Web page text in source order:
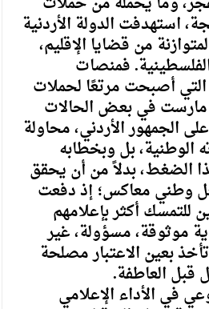
استهدفت الدولة الأردنية
من قضايا الإقليم،
فمنصات
التي أصبحت مرتعًا لحملات
مارست في بعض الحالات
الجمهور الأردني، محاولة
الوطنية، بل وبخطابه
الضغط، بدلاً من أن يحقق
وطني معاكس؛ إذ دفعت
للتمسك أكثر بإعلامهم
موثوقة، مسؤولة، غير
بعين الاعتبار مصلحة
قبل العاطفة.
في الأداء الإعلامي